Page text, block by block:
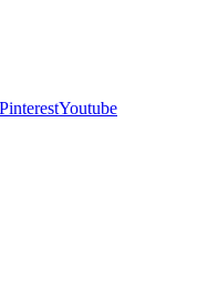
PinterestYoutube